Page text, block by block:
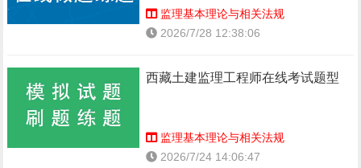
监理基本理论与相关法规
2026/7/28 12:38:06
西藏土建监理工程师在线考试题型
监理基本理论与相关法规
2026/7/24 14:06:47